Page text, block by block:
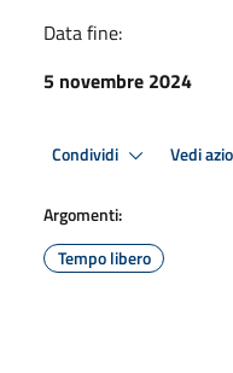
Data fine:
5 novembre 2024
Condividi Vedi
Argomenti:
Tempo libero